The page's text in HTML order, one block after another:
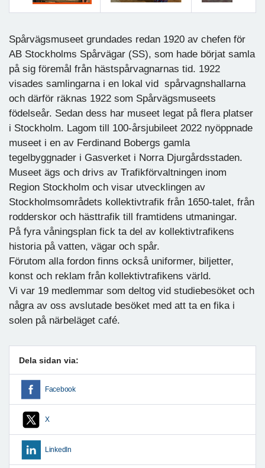
Spårvägsmuseet grundades redan 1920 av chefen för
AB Stockholms Spårvägar (SS), som hade börjat samla
på sig föremål från hästspårvagnarnas tid. 1922
visades samlingarna i en lokal vid spårvagnshallarna
och därför räknas 1922 som Spårvägsmuseets
födelseår. Sedan dess har museet legat på flera platser
i Stockholm. Lagom till 100-årsjubileet 2022 nyöppnade
museet i en av Ferdinand Bobergs gamla
tegelbyggnader i Gasverket i Norra Djurgårdsstaden.
Museet ägs och drivs av Trafikförvaltningen inom
Region Stockholm och visar utvecklingen av
Stockholmsområdets kollektivtrafik från 1650-talet, från
rodderskor och hästtrafik till framtidens utmaningar.
På fyra våningsplan fick ta del av kollektivtrafikens
historia på vatten, vägar och spår.
Förutom alla fordon finns också uniformer, biljetter,
konst och reklam från kollektivtrafikens värld.
Vi var 19 medlemmar som deltog vid studiebesöket och
några av oss avslutade besöket med att ta en fika i
solen på närbeläget café.
Dela sidan via:
Facebook
X
LinkedIn